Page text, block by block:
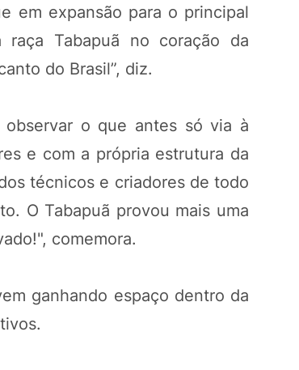
em expansão para o principal
Tabapuã no coração da
do Brasil”, diz.
o que antes só via à
e com a própria estrutura da
técnicos e criadores de todo
O Tabapuã provou mais uma
comemora.
ganhando espaço dentro da